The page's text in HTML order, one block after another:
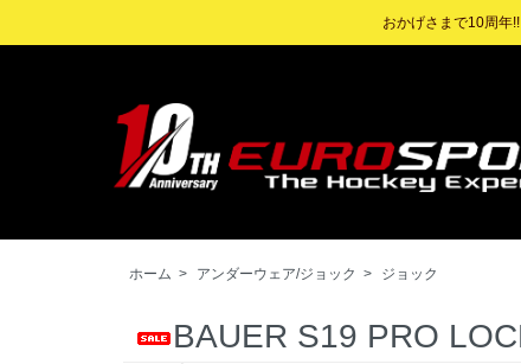
おかげさまで10周
ホーム > アンダーウェア/ジョック > ジョック
BAUER S19 PRO